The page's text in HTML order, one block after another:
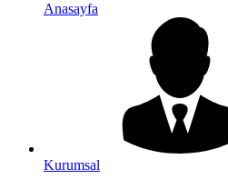
Anasayfa
Kurumsal